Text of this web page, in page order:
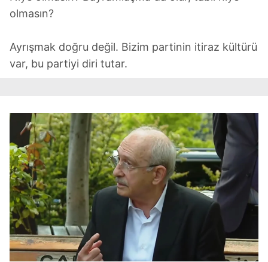
olmasın?
Ayrışmak doğru değil. Bizim partinin itiraz kültürü
var, bu partiyi diri tutar.